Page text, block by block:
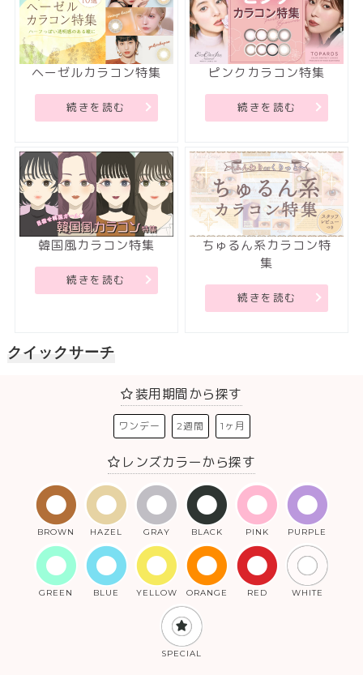
ヘーゼルカラコン特集
続きを読む
ピンクカラコン特集
続きを読む
韓国風カラコン特集
続きを読む
ちゅるん系カラコン特
集
続きを読む
クイックサーチ
装用期間から探す
ワンデー 2週間 1ヶ月
レンズカラーから探す
BROWN HAZEL GRAY BLACK PINK PURPLE
GREEN BLUE YELLOW ORANGE RED WHITE
SPECIAL